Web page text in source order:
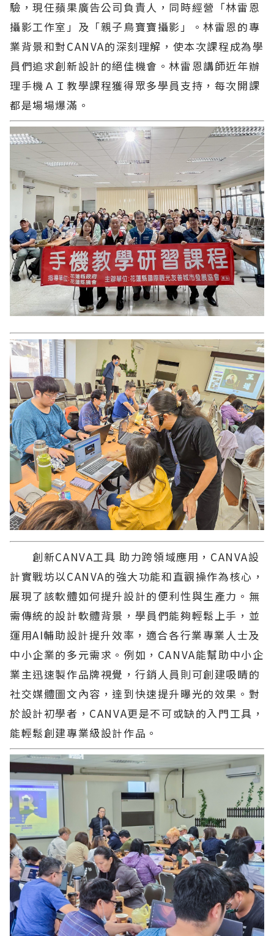
驗，現任蘋果廣告公司負責人，同時經營「林雷恩
攝影工作室」及「親子鳥寶寶攝影」。林雷恩的專
業背景和對CANVA的深刻理解，使本次課程成為學
員們追求創新設計的絕佳機會。林雷恩講師近年辦
理手機ＡＩ教學課程獲得眾多學員支持，每次開課
都是場場爆滿。
創新CANVA工具 助力跨領域應用，CANVA設
計實戰坊以CANVA的強大功能和直觀操作為核心，
展現了該軟體如何提升設計的便利性與生產力。無
需傳統的設計軟體背景，學員們能夠輕鬆上手，並
運用AI輔助設計提升效率，適合各行業專業人士及
中小企業的多元需求。例如，CANVA能幫助中小企
業主迅速製作品牌視覺，行銷人員則可創建吸睛的
社交媒體圖文內容，達到快速提升曝光的效果。對
於設計初學者，CANVA更是不可或缺的入門工具，
能輕鬆創建專業級設計作品。